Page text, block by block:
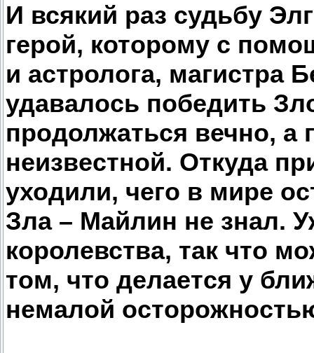
И всякий раз судьбу
герой, которому с
и астролога, магистра
удавалось победить
продолжаться вечно, а
неизвестной. Откуда
уходили, чего в мире
Зла – Майлин не знал.
королевства, так что
том, что делается у
немалой